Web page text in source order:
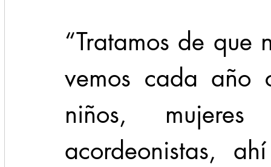
“Tratamos de que
vemos cada año
niños,
acordeonistas,